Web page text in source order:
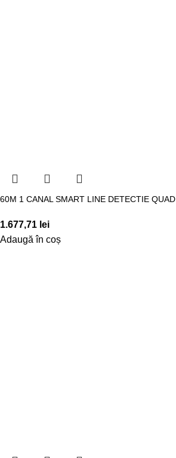
60M 1 CANAL SMART LINE DETECTIE QUAD
1.677,71 lei
Adaugă în coș